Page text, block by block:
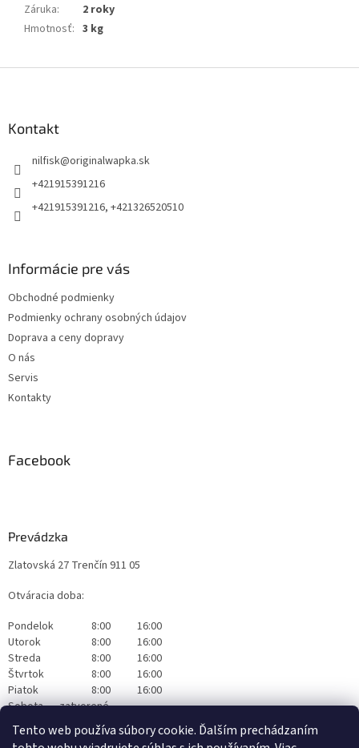
Tento web používa súbory cookie. Ďalším prechádzaním
Záruka:
2 roky
Hmotnosť: 3 kg
Kontakt
nilfisk@originalwapka.sk
+421915391216
+421915391216, +421326520510
Informácie pre vás
Obchodné podmienky
Podmienky ochrany osobných údajov
Doprava a ceny dopravy
O nás
Servis
Kontakty
Facebook
Prevádzka
Zlatovská 27 Trenčín 911 05
Otváracia doba:
Pondelok
8:00
16:00
Utorok
8:00
16:00
Streda
8:00
16:00
Štvrtok
8:00
16:00
Piatok
8:00
16:00
Sobota
zatvorené
Nedeľa
zatvorené